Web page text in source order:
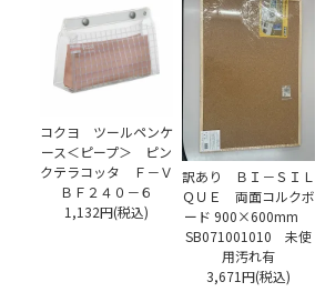
コクヨ ツールペンケ
ース＜ピープ＞ ピン
クテラコッタ Ｆ－Ｖ
ＢＦ２４０－６
1,132円(税込)
訳あり ＢＩ－ＳＩＬ
ＱＵＥ 両面コルクボ
ード 900×600mm
SB071001010 未使
用汚れ有
3,671円(税込)